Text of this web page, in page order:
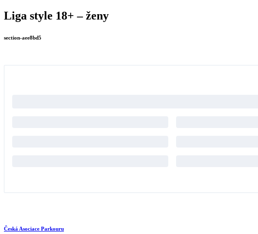
Liga style 18+ – ženy
section-aee8bd5
Česká Asociace Parkouru